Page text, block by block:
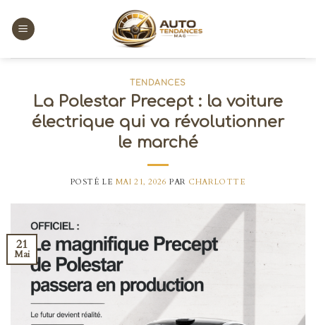
content
TENDANCES
La Polestar Precept : la voiture
électrique qui va révolutionner
le marché
POSTÉ LE MAI 21, 2026 PAR CHARLOTTE
21
Mai